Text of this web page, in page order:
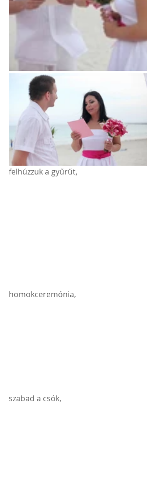
felhúzzuk a gyűrűt,
homokceremónia,
szabad a csók,